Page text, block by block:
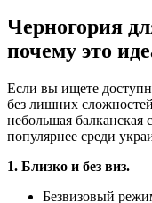
Черногория
почему это
Если вы ищете
без лишних
небольшая балканская
популярнее среди
1. Близко и без виз.
Безвизовый